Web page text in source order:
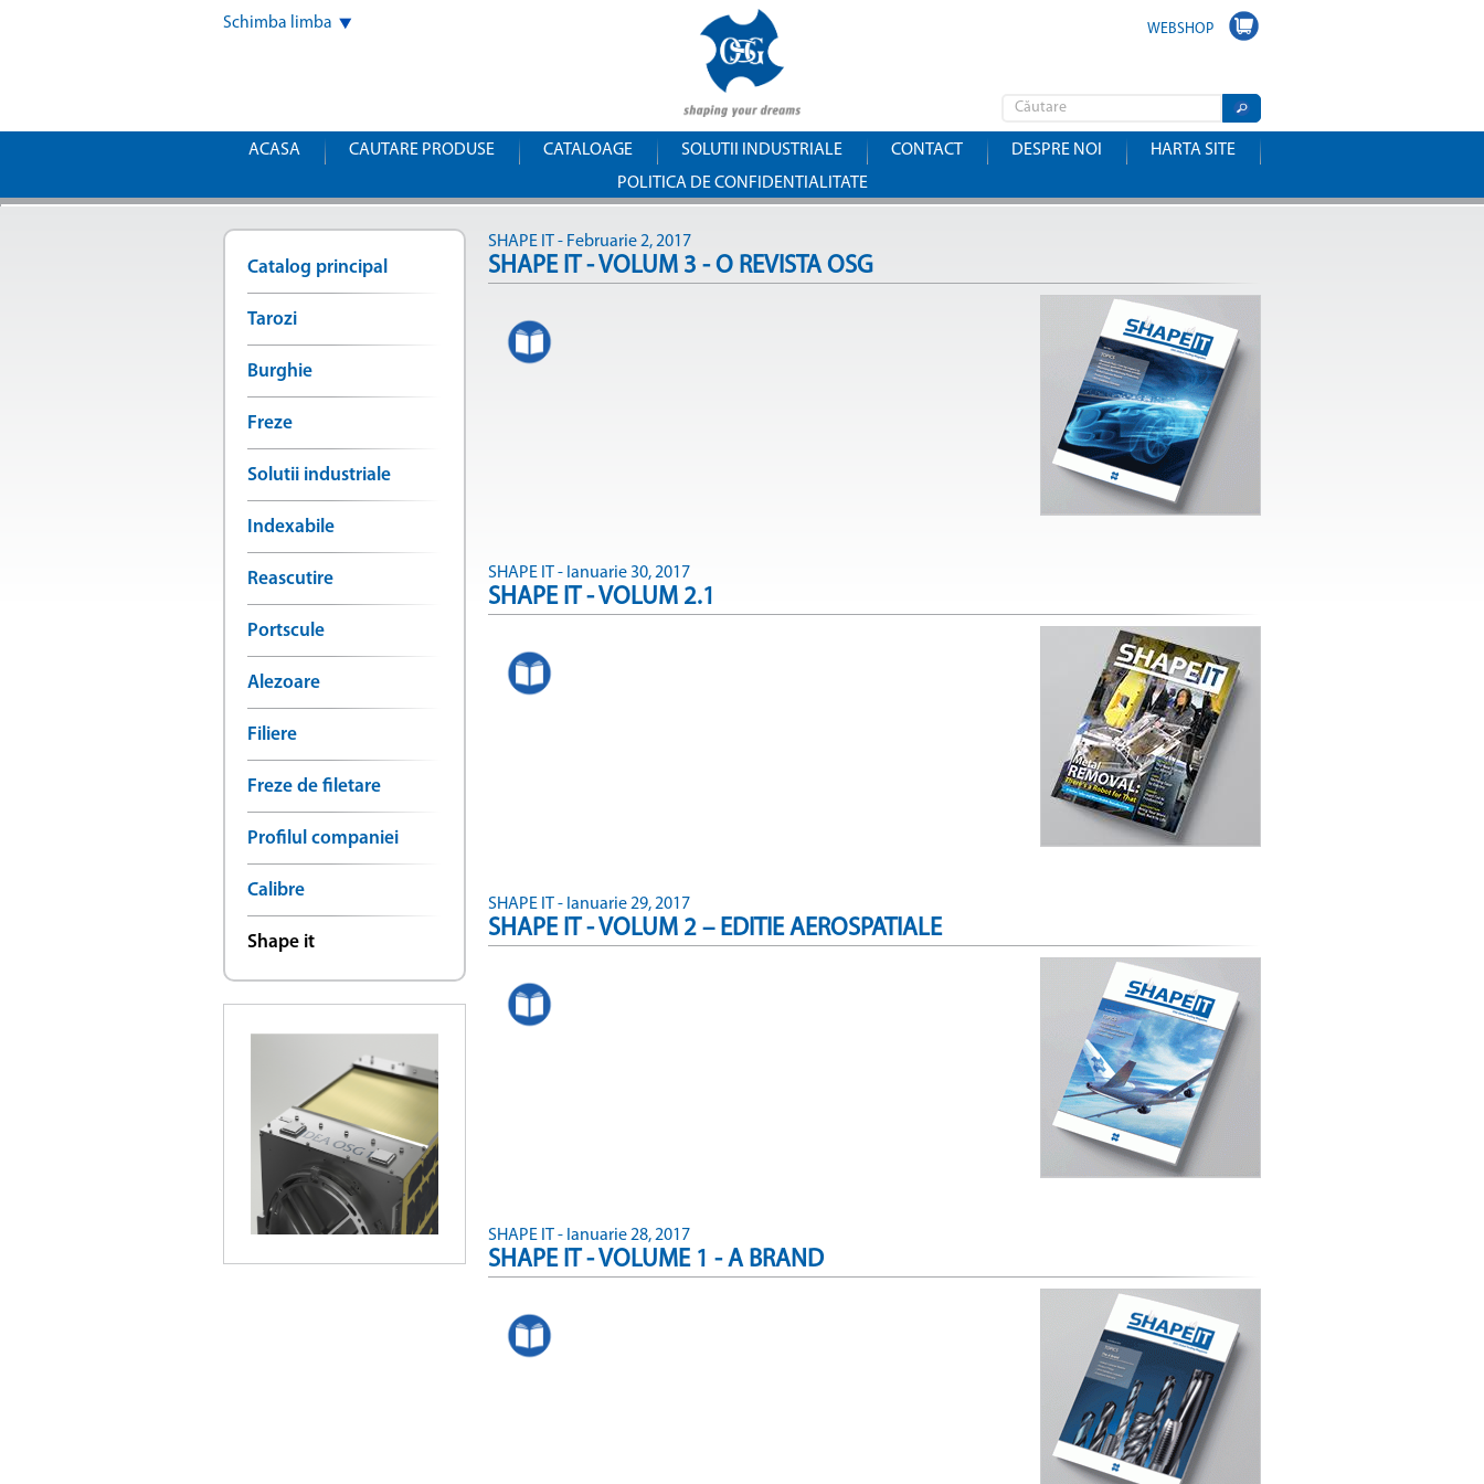
Mergi la
conţinutul
principal
Schimba limba WEBSHOP
ACASA CAUTARE PRODUSE CATALOAGE SOLUTII INDUSTRIALE CONTACT DESPRE NOI
HARTA SITE
POLITICA DE CONFIDENTIALITATE
Catalog principal
Tarozi
Burghie
Freze
Solutii industriale
Indexabile
Reascutire
Portscule
Alezoare
Filiere
Freze de filetare
Profilul companiei
Calibre
Shape it
SHAPE IT - Februarie 2, 2017
SHAPE IT - VOLUM 3 - O REVISTA OSG
SHAPE IT - Ianuarie 30, 2017
SHAPE IT - VOLUM 2.1
SHAPE IT - Ianuarie 29, 2017
SHAPE IT - VOLUM 2 – EDITIE AEROSPATIALE
SHAPE IT - Ianuarie 28, 2017
SHAPE IT - VOLUME 1 - A BRAND